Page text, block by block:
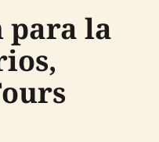
la